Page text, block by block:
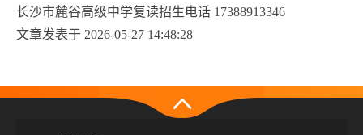
长沙市麓谷高级中学复读招生电话 17388913346
文章发表于 2026-05-27 14:48:28